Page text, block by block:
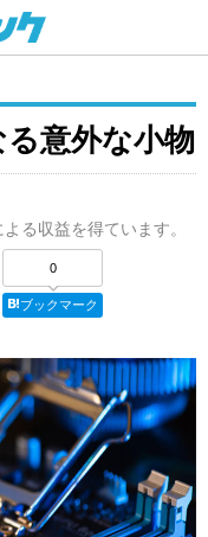
意外な小物
る収益を得ています。
0
ブックマーク